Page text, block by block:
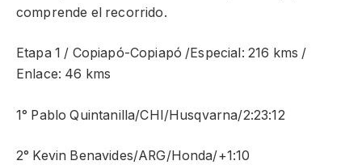
comprende el recorrido.
Etapa 1 / Copiapó-Copiapó /Especial: 216 kms /
Enlace: 46 kms
1° Pablo Quintanilla/CHI/Husqvarna/2:23:12
2° Kevin Benavides/ARG/Honda/+1:10